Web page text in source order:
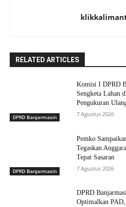
RELATED ARTICLES
DPRD Banjarmasin
Komisi I DPRD
Sengketa Lahan
Pengukuran
7 Agustus 2026
DPRD Banjarmasin
Pemko
Tegaskan
Tepat Sasaran
7 Agustus 2026
DPRD
Optimalkan